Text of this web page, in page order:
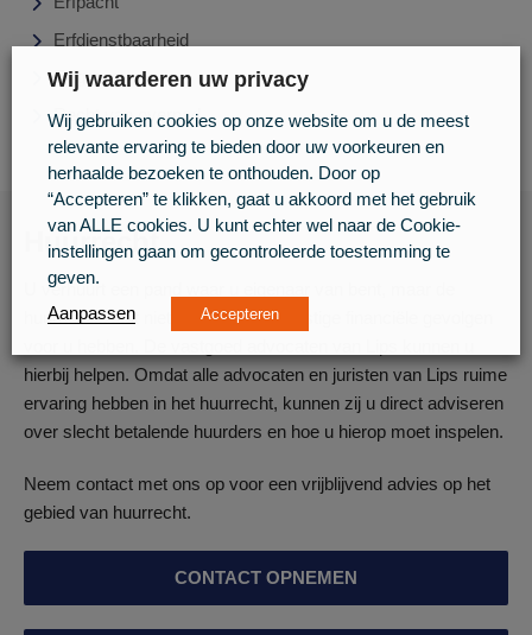
Erfdienstbaarheid
Erfgrens
Recht van overpad
Huurrecht
U verhuurt een pand waar u eigenaar van bent, maar de
huurder betaalt niet. Dit kan zeer ernstige financiële gevolgen
hierbij helpen. Omdat alle advocaten en juristen van Lips ruime
ervaring hebben in het huurrecht, kunnen zij u direct adviseren
over slecht betalende huurders en hoe u hierop moet inspelen.
Neem contact met ons op voor een vrijblijvend advies op het
gebied van huurrecht.
CONTACT OPNEMEN
Wij waarderen uw privacy
Wij gebruiken cookies op onze website om u de meest
relevante ervaring te bieden door uw voorkeuren en
herhaalde bezoeken te onthouden. Door op
“Accepteren” te klikken, gaat u akkoord met het gebruik
van ALLE cookies. U kunt echter wel naar de Cookie-
instellingen gaan om gecontroleerde toestemming te
geven.
Aanpassen
Accepteren